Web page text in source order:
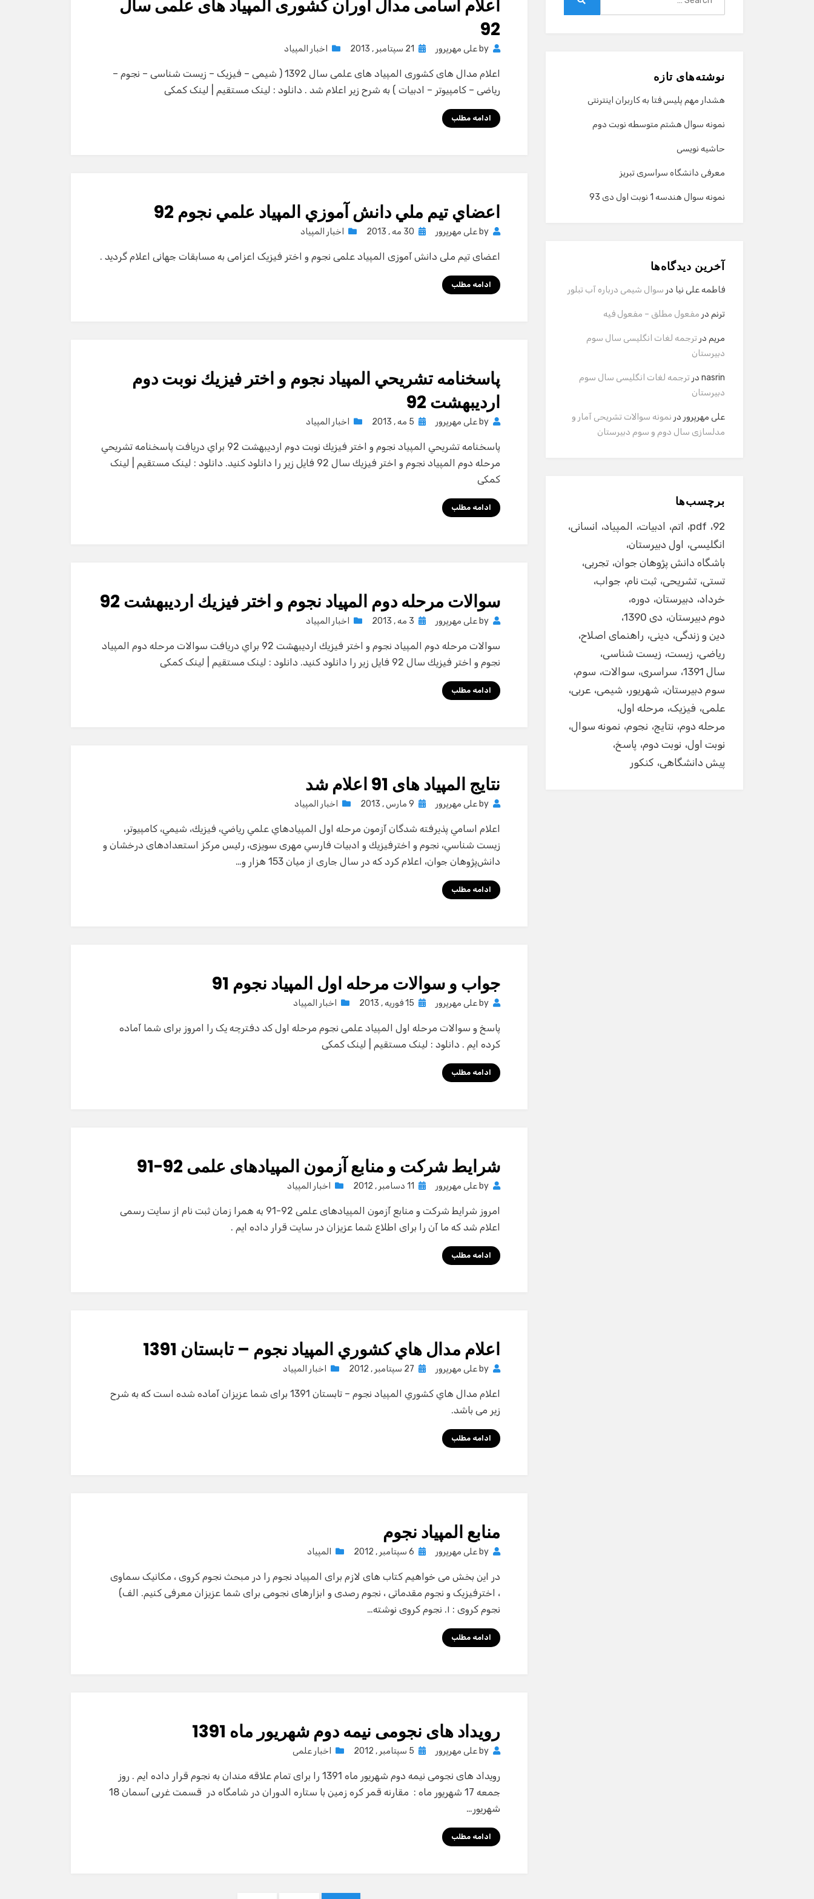
اعلام اسامی مدال آوران کشوری المپیاد های علمی سال
92
by علی مهرپرور
Posted
21 سپتامبر , 2013 اخبار المپیاد
اعلام مدال های کشوری المپیاد های علمی سال 1392 ( شیمی – فیزیک – زیست شناسی – نجوم –
ریاضی – کامپیوتر – ادبیات ) به شرح زیر اعلام شد . دانلود : لینک مستقیم | لینک کمکی
ادامه مطلب
اعضاي تيم ملي دانش آموزي المپياد علمي نجوم 92
by علی مهرپرور
Posted
30 مه , 2013 اخبار المپیاد
اعضای تیم ملی دانش آموزی المپیاد علمی نجوم و اختر فیزیک اعزامی به مسابقات جهانی اعلام گردید .
ادامه مطلب
پاسخنامه تشريحي المپياد نجوم و اختر فيزيك نوبت دوم
ارديبهشت 92
by علی مهرپرور
Posted
5 مه , 2013 اخبار المپیاد
پاسخنامه تشريحي المپياد نجوم و اختر فيزيك نوبت دوم ارديبهشت 92 براي دريافت پاسخنامه تشريحي
مرحله دوم المپياد نجوم و اختر فيزيك سال 92 فايل زير را دانلود كنيد. دانلود : لینک مستقیم | لینک
کمکی
ادامه مطلب
سوالات مرحله دوم المپياد نجوم و اختر فيزيك ارديبهشت 92
by علی مهرپرور
Posted
3 مه , 2013 اخبار المپیاد
سوالات مرحله دوم المپياد نجوم و اختر فيزيك ارديبهشت 92 براي دريافت سوالات مرحله دوم المپياد
نجوم و اختر فيزيك سال 92 فايل زير را دانلود كنيد. دانلود : لینک مستقیم | لینک کمکی
ادامه مطلب
نتایج المپیاد های 91 اعلام شد
by علی مهرپرور
Posted
9 مارس , 2013 اخبار المپیاد
اعلام اسامي پذيرفته شدگان آزمون مرحله اول المپيادهاي علمي رياضي، فيزيك، شيمي، كامپيوتر،
زيست شناسي، نجوم و اخترفيزيك و ادبيات فارسي مهری سویزی، رئیس مرکز استعدادهای درخشان و
دانش‌پژوهان جوان، اعلام کرد که در سال جاری از میان 153 هزار و…
ادامه مطلب
جواب و سوالات مرحله اول المپیاد نجوم 91
by علی مهرپرور
Posted
15 فوریه , 2013 اخبار المپیاد
پاسخ و سوالات مرحله اول المپیاد علمی نجوم مرحله اول کد دفترچه یک را امروز برای شما آماده
کرده ایم . دانلود : لینک مستقیم | لینک کمکی
ادامه مطلب
شرایط شرکت و منابع آزمون المپیادهای علمی 92-91
by علی مهرپرور
Posted
11 دسامبر , 2012 اخبار المپیاد
امروز شرایط شرکت و منابع آزمون المپیادهای علمی 92-91 به همرا زمان ثبت نام از سایت رسمی
اعلام شد که ما آن را برای اطلاع شما عزیزان در سایت قرار داده ایم .
ادامه مطلب
اعلام مدال هاي كشوري المپياد نجوم – تابستان 1391
by علی مهرپرور
Posted
27 سپتامبر , 2012 اخبار المپیاد
اعلام مدال هاي كشوري المپیاد نجوم – تابستان 1391 برای شما عزیزان آماده شده است که به شرح
زیر می باشد.
ادامه مطلب
منابع المپیاد نجوم
by علی مهرپرور
Posted
6 سپتامبر , 2012 المپیاد
در این بخش می خواهیم کتاب های لازم برای المپیاد نجوم را در مبحث نجوم کروی ، مکانیک سماوی
، اخترفیزیک و نجوم مقدماتی ، نجوم رصدی و ابزارهای نجومی برای شما عزیزان معرفی کنیم. الف)
نجوم کروی : ۱. نجوم کروی نوشته…
ادامه مطلب
رویداد های نجومی نیمه دوم شهریور ماه 1391
by علی مهرپرور
Posted
5 سپتامبر , 2012 اخبار علمی
رویداد های نجومی نیمه دوم شهریور ماه 1391 را برای تمام علاقه مندان به نجوم قرار داده ایم . روز
جمعه 17 شهریور ماه : مقارنه قمر کره زمین با ستاره الدوران در شامگاه در قسمت غربی آسمان 18
شهریور…
ادامه مطلب
نوشته‌های تازه
هشدار مهم پلیس فتا به کاربران اینترنتی
نمونه سوال هشتم متوسطه نوبت دوم
حاشیه نویسی
معرفی دانشگاه سراسری تبریز
نمونه سوال هندسه 1 نوبت اول دی 93
آخرین دیدگاه‌ها
فاطمه علی نیا در سوال شیمی درباره آب تبلور
ترنم در مفعول مطلق – مفعول فیه
مریم در ترجمه لغات انگلیسی سال سوم
دبیرستان
nasrin در ترجمه لغات انگلیسی سال سوم
دبیرستان
علی مهرپرور در نمونه سوالات تشریحی آمار و
مدلسازی سال دوم و سوم دبیرستان
برچسب‌ها
92
pdf اتم ادبیات المپیاد
انسانی
انگلیسی
اول دبیرستان
باشگاه دانش پژوهان جوان تجربی
تستی تشریحی ثبت نام جواب
خرداد دبیرستان دوره
دوم دبیرستان دی 1390
دین و زندگی دینی راهنمای اصلاح
ریاضی زیست زیست شناسی
سال 1391
سراسری سوالات سوم
سوم دبیرستان شهریور شیمی عربی
علمی فیزیک مرحله اول
مرحله دوم نتایج نجوم نمونه سوال
نوبت اول نوبت دوم پاسخ
پیش دانشگاهی کنکور